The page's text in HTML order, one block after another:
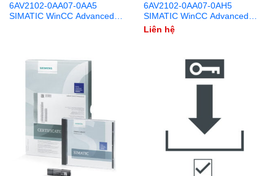
6AV2102-0AA07-0AA5
SIMATIC WinCC Advanced
6AV2102-0AA07-0AH5
SIMATIC WinCC Advanced
V17 Download
Liên hệ